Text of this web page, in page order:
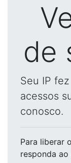
de
Seu IP
acessos
conosco.
Para liberar
responda